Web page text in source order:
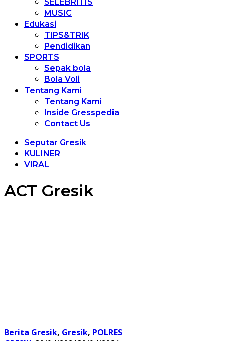
MUSIC
Edukasi
TIPS&TRIK
Pendidikan
SPORTS
Sepak bola
Bola Voli
Tentang Kami
Tentang Kami
Inside Gresspedia
Contact Us
Seputar Gresik
KULINER
VIRAL
ACT Gresik
Berita Gresik, Gresik, POLRES